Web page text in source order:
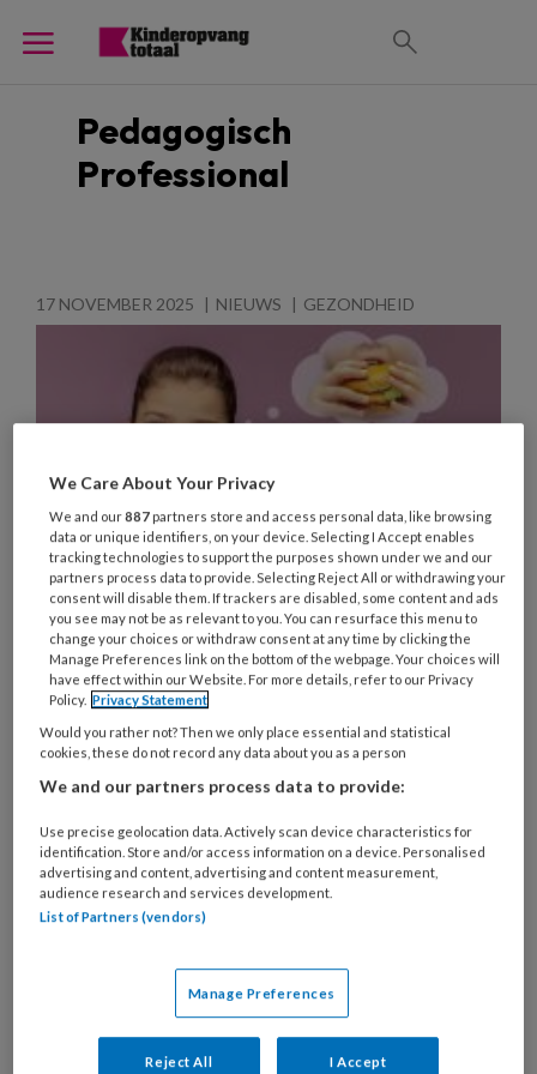
Pedagogisch
Professional
17 NOVEMBER 2025 NIEUWS GEZONDHEID
Kinderen met overgewicht: hoe ga
je het gesprek met ouders aan?
Bijna iedere kinderopvangorganisatie zet
tegenwoordig in op gezonde voeding. Maar wat
als je weet dat het thuis anders gaat? Kun je
hierover in gesprek gaan met ouders? En zo ja,
hoe doe je dit dan?
Over pedagogisch
We Care About Your Privacy
We and our887 partners store and access personal data, like browsing
data or unique identifiers, on your device. Selecting I Accept enables
tracking technologies to support the purposes shown under we and our
partners process data to provide. Selecting Reject All or withdrawing your
consent will disable them. If trackers are disabled, some content and ads
you see may not be as relevant to you. You can resurface this menu to
change your choices or withdraw consent at any time by clicking the
Manage Preferences link on the bottom of the webpage. Your choices will
have effect within our Website. For more details, refer to our Privacy
Policy. Privacy Statement
Would you rather not? Then we only place essential and statistical
cookies, these do not record any data about you as a person
We and our partners process data to provide:
Use precise geolocation data. Actively scan device characteristics for
identification. Store and/or access information on a device. Personalised
advertising and content, advertising and content measurement,
audience research and services development.
List of Partners (vendors)
Manage Preferences
Reject All I Accept